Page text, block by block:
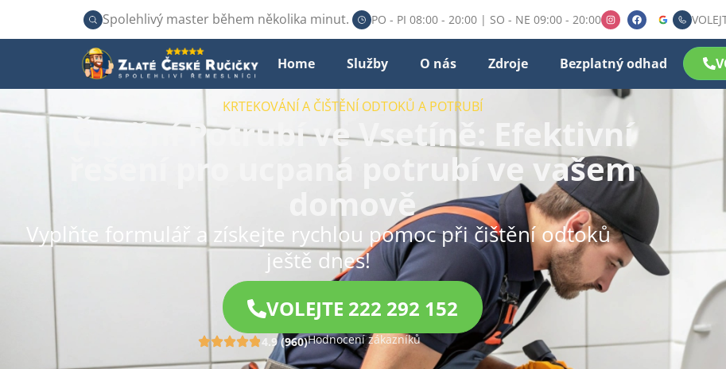
Spolehlivý master během několika minut. PO - PI 08:00 - 20:00 | SO - NE 09:00 - 20:00
Home Služby O nás Zdroje Bezplatný odhad
KRTEKOVÁNÍ A ČIŠTĚNÍ ODTOKŮ A POTRUBÍ
Čištění Potrubí ve Vsetíně: Efektivní
řešení pro ucpaná potrubí ve vašem
domově
Vyplňte formulář a získejte rychlou pomoc při čištění odtoků
ještě dnes!
VOLEJTE 222 292 152
4.9 (960)Hodnocení zákazníků